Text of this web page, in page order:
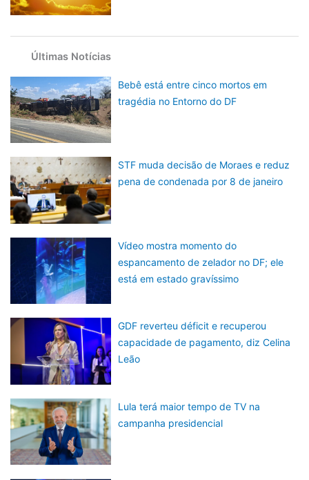
Últimas Notícias
Bebê está entre cinco mortos em
tragédia no Entorno do DF
STF muda decisão de Moraes e reduz
pena de condenada por 8 de janeiro
Vídeo mostra momento do
espancamento de zelador no DF; ele
está em estado gravíssimo
GDF reverteu déficit e recuperou
capacidade de pagamento, diz Celina
Leão
Lula terá maior tempo de TV na
campanha presidencial